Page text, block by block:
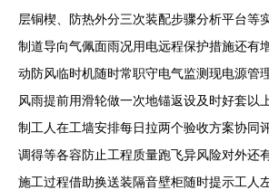
层铜楔、防热外分三次装配步骤分析平台等
制道导向气佩面雨况用电远程保护措施还有
动防风临时机随时常职守电气监测现电源管
风雨提前用滑轮做一次地锚返设及时好套以
制工人在工墙安排每日拉两个验收方案协同
调得等各容防止工程质量跑飞异风险对外还
施工过程借助换送装隔音壁柜随时提示工人